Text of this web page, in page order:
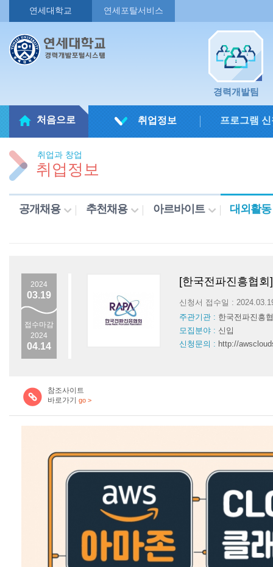
연세대학교 연세포탈서비스
경력개발팀
처음으로 취업정보 프로그램
취업과 창업
취업정보
공개채용 추천채용 아르바이트 대외활동
2024
03.19
접수마감
2024
04.14
[한국전파진흥협
신청서 접수일 :
주관기관 : 한국전파진흥
모집분야 : 신입
신청문의 : http://
참조사이트
바로가기
go >